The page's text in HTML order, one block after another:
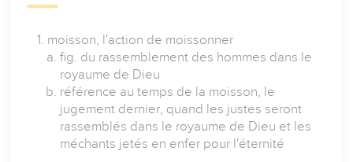
moisson, l'action de moissonner
fig. du rassemblement des hommes dans le
royaume de Dieu
référence au temps de la moisson, le
jugement dernier, quand les justes seront
rassemblés dans le royaume de Dieu et les
méchants jetés en enfer pour l'éternité